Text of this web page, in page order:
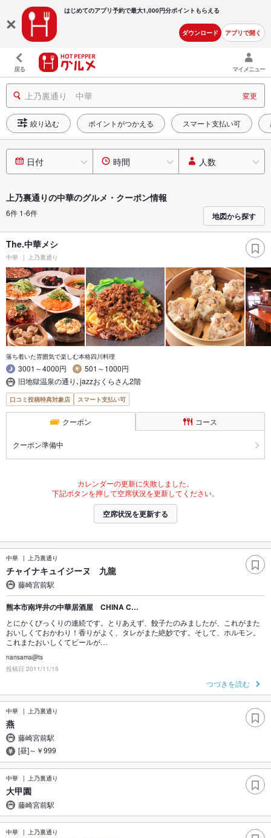
はじめてのアプリ予約で最大1,000円分ポイントもらえる
ダウンロード アプリで開く
戻る マイメニュー
上乃裏通り 中華 変更
絞り込む ポイントがつかえる スマート支払い可
日付 時間 人数
上乃裏通りの中華のグルメ・クーポン情報
6件 1-6件 地図から探す
The.中華メシ
中華 上乃裏通り
落ち着いた雰囲気で楽しむ本格四川料理
3001～4000円
501～1000円
旧地獄温泉の通り､jazzおくらさん2階
口コミ投稿特典対象店 スマート支払い可
クーポン コース
クーポン準備中
カレンダーの更新に失敗しました。
下記ボタンを押して空席状況を更新してください。
空席状況を更新する
中華 上乃裏通り
チャイナキュイジーヌ 九龍
藤崎宮前駅
熊本市南坪井の中華居酒屋 CHINA C…
とにかくびっくりの連続です。とりあえず、餃子たのみましたが、これがまた
おいしくておかわり！香りがよく、タレがまた絶妙です。そして、ホルモン。
これまたおいしくてビールが…
nansama@ts
投稿日 2011/11/15
つづきを読む
中華 上乃裏通り
燕
藤崎宮前駅
[昼]～￥999
中華 上乃裏通り
大甲園
藤崎宮前駅
中華 上乃裏通り